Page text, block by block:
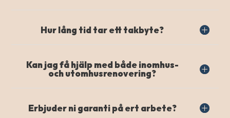
Hur lång tid tar ett takbyte?
Kan jag få hjälp med både inomhus-
och utomhusrenovering?
Erbjuder ni garanti på ert arbete?